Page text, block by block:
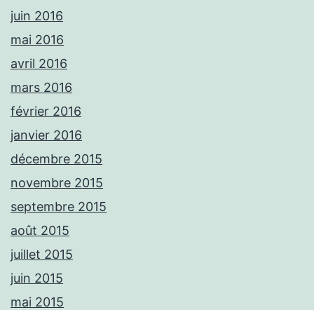
juin 2016
mai 2016
avril 2016
mars 2016
février 2016
janvier 2016
décembre 2015
novembre 2015
septembre 2015
août 2015
juillet 2015
juin 2015
mai 2015